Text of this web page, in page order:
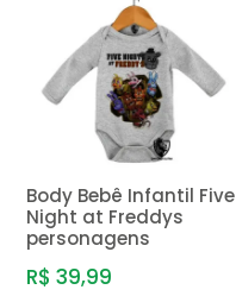
Body Bebê Infantil Five
Night at Freddys
personagens
R$ 39,99